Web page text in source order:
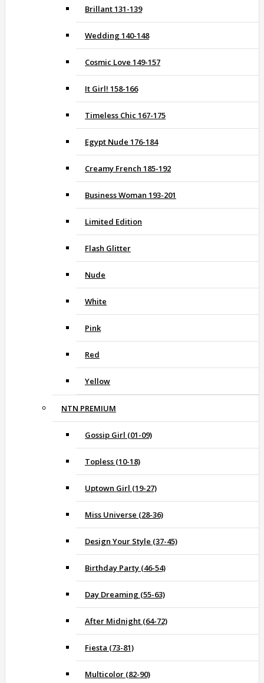
Brillant 131-139
Wedding 140-148
Cosmic Love 149-157
It Girl! 158-166
Timeless Chic 167-175
Egypt Nude 176-184
Creamy French 185-192
Business Woman 193-201
Limited Edition
Flash Glitter
Nude
White
Pink
Red
Yellow
NTN PREMIUM
Gossip Girl (01-09)
Topless (10-18)
Uptown Girl (19-27)
Miss Universe (28-36)
Design Your Style (37-45)
Birthday Party (46-54)
Day Dreaming (55-63)
After Midnight (64-72)
Fiesta (73-81)
Multicolor (82-90)